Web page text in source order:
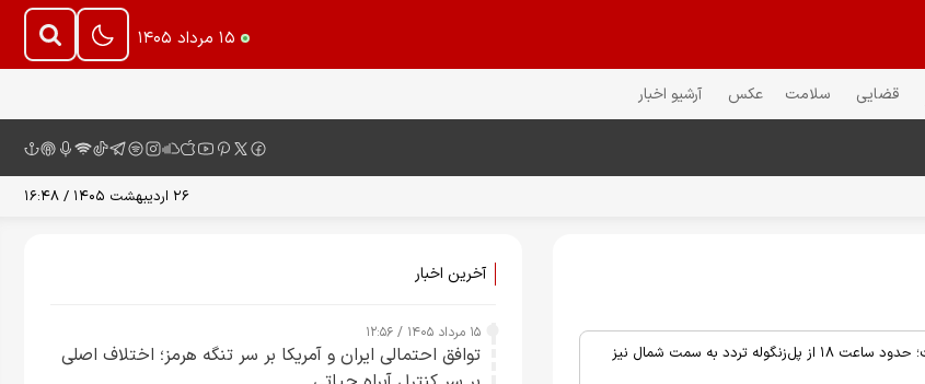
۱۵ مرداد ۱۴۰۵
قضایی سلامت عکس آرشیو اخبار
۲۶ اردیبهشت ۱۴۰۵ / ۱۶:۴۸
پلیس‌راه مازندران: از ساعت ۱۶ امروز مسیر جنوب به شمال کندوان مسدود شده است؛ حدود ساعت ۱۸ از پل‌زنگوله تردد به سمت شمال نیز
آخرین اخبار
۱۵ مرداد ۱۴۰۵ / ۱۲:۵۶
توافق احتمالی ایران و آمریکا بر سر تنگه هرمز؛ اختلاف اصلی